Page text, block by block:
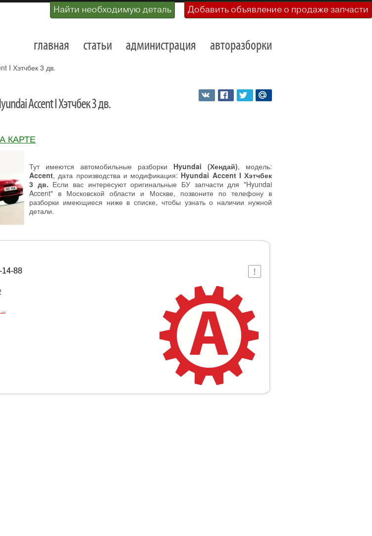
Найти необходимую деталь Добавить объявление о продаже запчасти
главная статьи администрация авторазборки
I Хэтчбек 3 дв.
Accent I Хэтчбек 3 дв.
КАРТЕ
Тут имеются автомобильные разборки Hyundai (Хендай), модель:
Accent, дата производства и модификация: Hyundai Accent I Хэтчбек
3 дв. Если вас интересуют оригинальные БУ запчасти для "Hyundai
Accent" в Московской области и Москве, позвоните по телефону в
разборки имеющиеся ниже в списке, чтобы узнать о наличии нужной
детали.
14-88